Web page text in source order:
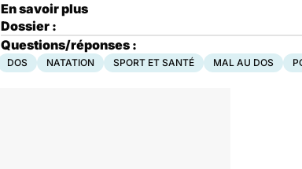
En savoir plus
Dossier :
Questions/réponses :
DOS NATATION SPORT ET SANTÉ MAL AU DOS